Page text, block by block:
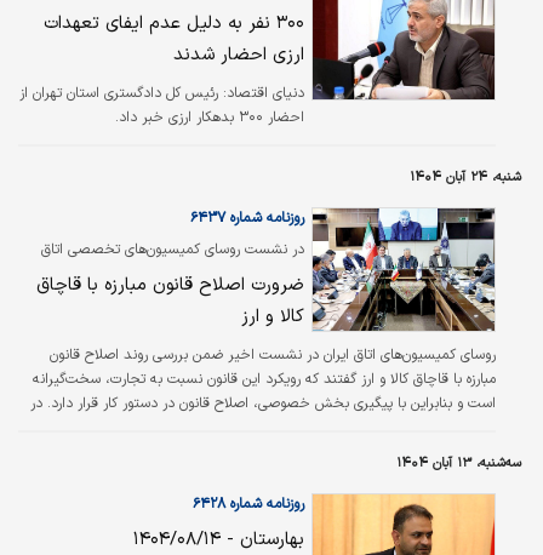
۳۰۰ نفر به دلیل عدم ایفای تعهدات
ارزی احضار شدند
دنیای اقتصاد: رئیس کل دادگستری استان تهران از
احضار ۳۰۰ بدهکار ارزی خبر داد.
شنبه، ۲۴ آبان ۱۴۰۴
در نشست روسای کمیسیون‌های تخصصی اتاق
ایران مطرح شد
روزنامه شماره ۶۴۳۷
ضرورت اصلاح قانون مبارزه با قاچاق
کالا و ارز
روسای کمیسیون‌های اتاق ایران در نشست اخیر ضمن بررسی روند اصلاح قانون
مبارزه با قاچاق کالا و ارز گفتند که رویکرد این قانون نسبت به تجارت، سخت‌گیرانه
است و بنابراین با پیگیری بخش خصوصی، اصلاح قانون در دستور کار قرار دارد. در
مکرر همین قانون تشریح شد.
سه‌شنبه، ۱۳ آبان ۱۴۰۴
روزنامه شماره ۶۴۲۸
بهارستان - ۱۴۰۴/۰۸/۱۴